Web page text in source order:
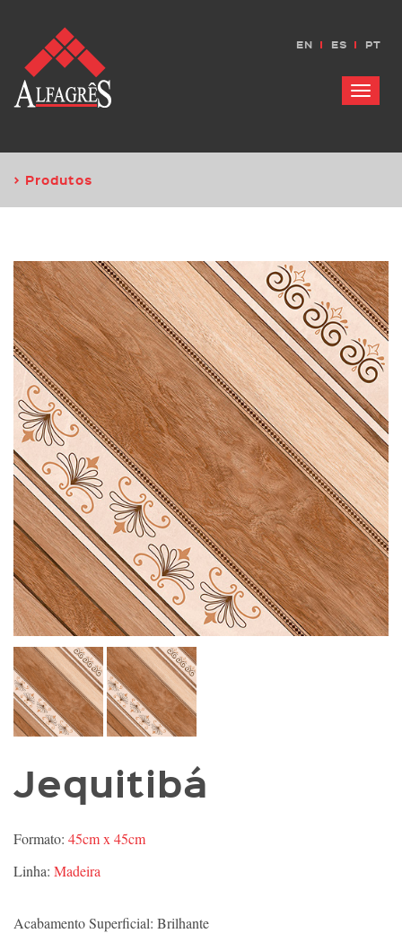
Menu
EN ES PT
> Produtos
Jequitibá
Formato: 45cm x 45cm
Linha: Madeira
Acabamento Superficial: Brilhante